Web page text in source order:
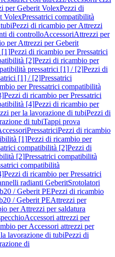
per Geberit VolexPezzi di
VolexPressatrici compatibilità
Pezzi di ricambio per Attrezzi
di controlloAccessoriAttrezzi per
per Attrezzi per Geberit
[1]Pezzi di ricambio per Pressatrici
[2]Pezzi di ricambio per
pressatrici [1] / [2]Pezzi di
[1] / [2]Pressatrici
per Pressatrici compatibilità
Pezzi di ricambio per Pressatrici
[4]Pezzi di ricambio per
per la lavorazione di tubiPezzi di
di tubiTappi prova
PressatriciPezzi di ricambio
[1]Pezzi di ricambio per
compatibilità [2]Pezzi di
[2]Pressatrici compatibilità
compatibilità
Pezzi di ricambio per Pressatrici
radianti GeberitSrotolatori
/ Geberit PEPezzi di ricambio
/ Geberit PEAttrezzi per
per Attrezzi per saldatura
Accessori attrezzi per
per Accessori attrezzi per
lavorazione di tubiPezzi di
di